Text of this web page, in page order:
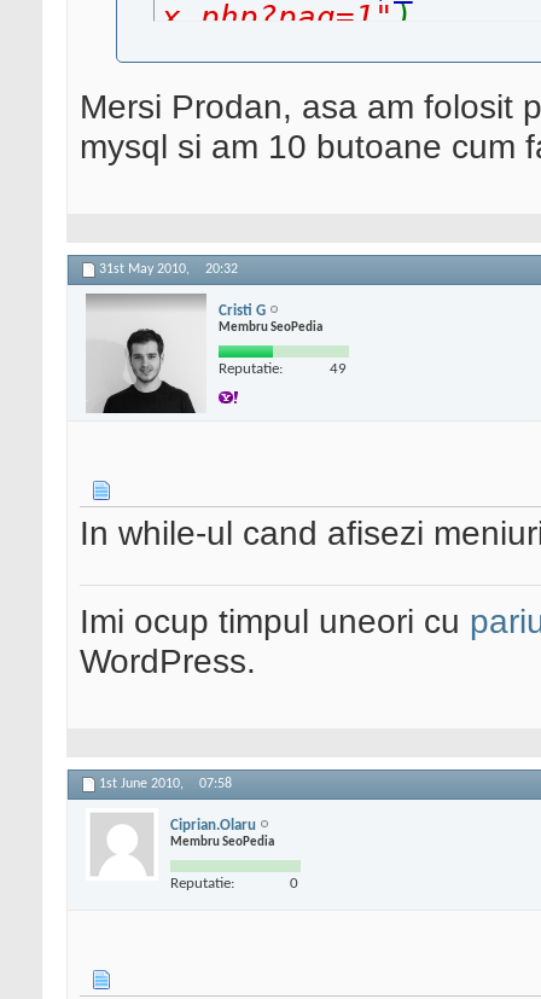
x.php?pag=1" )
Mersi Prodan, asa am folosit
mysql si am 10 butoane cum
31st May 2010, 20:32
Cristi G
Membru SeoPedia
Reputatie: 49
In while-ul cand afisezi
Imi ocup timpul uneori cu
WordPress.
1st June 2010, 07:58
Ciprian.Olaru
Membru SeoPedia
Reputatie: 0